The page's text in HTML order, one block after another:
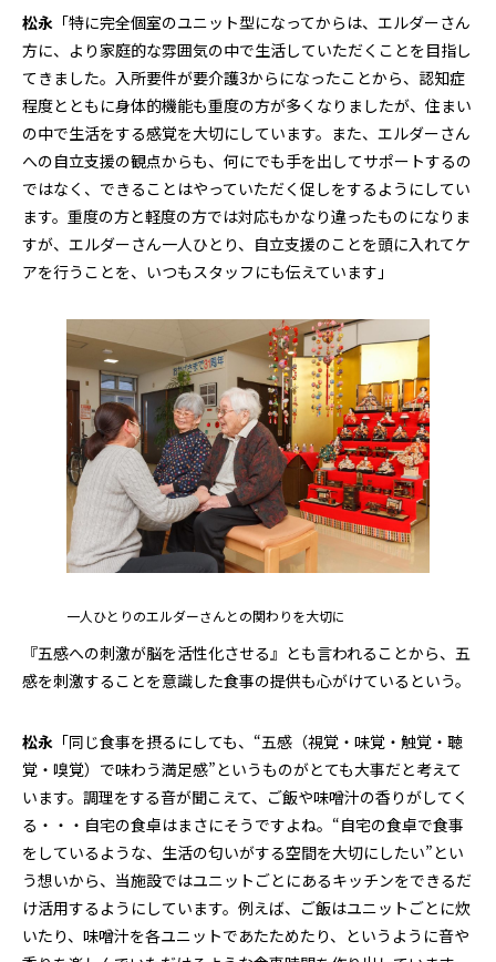
松永 「特に完全個室のユニット型になってからは、エルダーさん
方に、より家庭的な雰囲気の中で生活していただくことを目指し
てきました。入所要件が要介護3からになったことから、認知症
程度とともに身体的機能も重度の方が多くなりましたが、住まい
の中で生活をする感覚を大切にしています。また、エルダーさん
への自立支援の観点からも、何にでも手を出してサポートするの
ではなく、できることはやっていただく促しをするようにしてい
ます。重度の方と軽度の方では対応もかなり違ったものになりま
すが、エルダーさん一人ひとり、自立支援のことを頭に入れてケ
アを行うことを、いつもスタッフにも伝えています」
一人ひとりのエルダーさんとの関わりを大切に
『五感への刺激が脳を活性化させる』とも言われることから、五
感を刺激することを意識した食事の提供も心がけているという。
松永 「同じ食事を摂るにしても、“五感（視覚・味覚・触覚・聴
覚・嗅覚）で味わう満足感”というものがとても大事だと考えて
います。調理をする音が聞こえて、ご飯や味噌汁の香りがしてく
る・・・自宅の食卓はまさにそうですよね。“自宅の食卓で食事
をしているような、生活の匂いがする空間を大切にしたい”とい
う想いから、当施設ではユニットごとにあるキッチンをできるだ
け活用するようにしています。例えば、ご飯はユニットごとに炊
いたり、味噌汁を各ユニットであたためたり、というように音や